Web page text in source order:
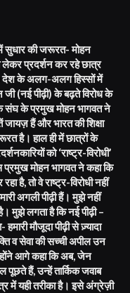
में सुधार की जरूरत- मोहन
लेकर प्रदर्शन कर रहे छात्र
) देश के अलग-अलग हिस्सों में
(नई पीढ़ी) के बढ़ते विरोध के
संघ के प्रमुख मोहन भागवत ने
हैं और भारत की शिक्षा
है। हाल ही में छात्रों के
को ‘राष्ट्र-विरोधी’
मोहन भागवत ने कहा कि
है, तो वे राष्ट्र-विरोधी नहीं
अगली पीढ़ी हैं। मुझे नहीं
मुझे लगता है कि नई पीढ़ी –
मौजूदा पीढ़ी से ज़्यादा
व सेवा की सच्ची अपील उन
आगे कहा कि अब, जेन
हैं, उन्हें तार्किक जवाब
में यही तरीका है। इसे अंग्रेज़ी